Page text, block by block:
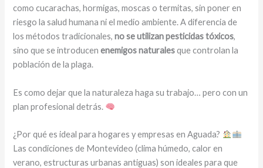
como cucarachas, hormigas, moscas o termitas, sin poner en
riesgo la salud humana ni el medio ambiente. A diferencia de
los métodos tradicionales,no se utilizan pesticidas tóxicos,
sino que se introducenenemigos naturalesque controlan la
población de la plaga.
Es como dejar que la naturaleza haga su trabajo… pero con un
plan profesional detrás.
¿Por qué es ideal para hogares y empresas en Aguada?
Las condiciones de Montevideo (clima húmedo, calor en
verano, estructuras urbanas antiguas) son ideales para que